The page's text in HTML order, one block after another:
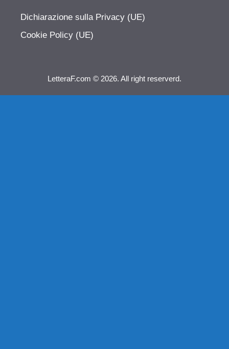
Dichiarazione sulla Privacy (UE)
Cookie Policy (UE)
LetteraF.com © 2026. All right reserverd.